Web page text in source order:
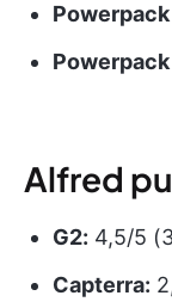
Alfred
G2: 4,5/5
Capterra: